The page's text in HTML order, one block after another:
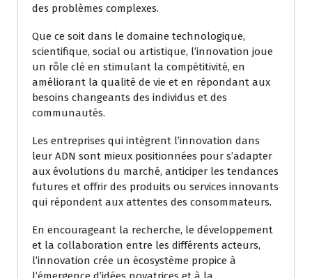
des problèmes complexes.
Que ce soit dans le domaine technologique,
scientifique, social ou artistique, l’innovation joue
un rôle clé en stimulant la compétitivité, en
améliorant la qualité de vie et en répondant aux
besoins changeants des individus et des
communautés.
Les entreprises qui intègrent l’innovation dans
leur ADN sont mieux positionnées pour s’adapter
aux évolutions du marché, anticiper les tendances
futures et offrir des produits ou services innovants
qui répondent aux attentes des consommateurs.
En encourageant la recherche, le développement
et la collaboration entre les différents acteurs,
l’innovation crée un écosystème propice à